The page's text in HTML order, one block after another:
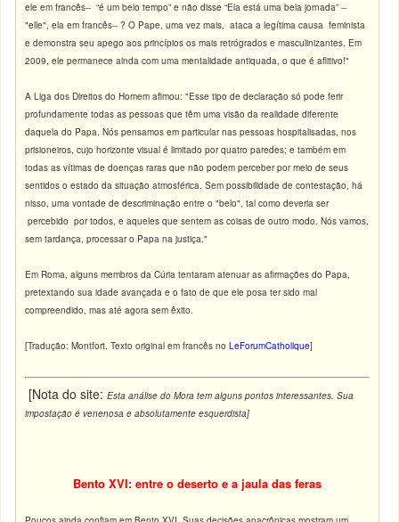
ele em francês-- “é um belo tempo” e não disse “Ela está uma bela jornada” --
"elle", ela em francês-- ? O Pape, uma vez mais, ataca a legítima causa feminista
e demonstra seu apego aos princípios os mais retrógrados e masculinizantes. Em
2009, ele permanece ainda com uma mentalidade antiquada, o que é aflitivo!"
A Liga dos Direitos do Homem afimou: "Esse tipo de declaração só pode ferir
profundamente todas as pessoas que têm uma visão da realidade diferente
daquela do Papa. Nós pensamos em particular nas pessoas hospitalisadas, nos
prisioneiros, cujo horizonte visual é limitado por quatro paredes; e também em
todas as vítimas de doenças raras que não podem perceber por meio de seus
sentidos o estado da situação atmosférica. Sem possibilidade de contestação, há
nisso, uma vontade de descriminação entre o "belo", tal como deveria ser
percebido por todos, e aqueles que sentem as coisas de outro modo. Nós vamos,
sem tardança, processar o Papa na justiça."
Em Roma, alguns membros da Cúria tentaram atenuar as afirmações do Papa,
pretextando sua idade avançada e o fato de que ele posa ter sido mal
compreendido, mas até agora sem êxito.
[Tradução: Montfort. Texto original em francês noLeForumCatholique]
[Nota do site:Esta análise do Mora tem alguns pontos interessantes. Sua
impostação é venenosa e absolutamente esquerdista]
Bento XVI: entre o deserto e a jaula das feras